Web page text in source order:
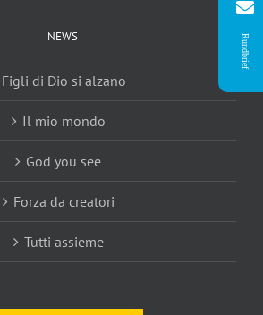
NEWS
Figli di Dio si alzano
Il mio mondo
God you see
Forza da creatori
Tutti assieme
Rundbrief